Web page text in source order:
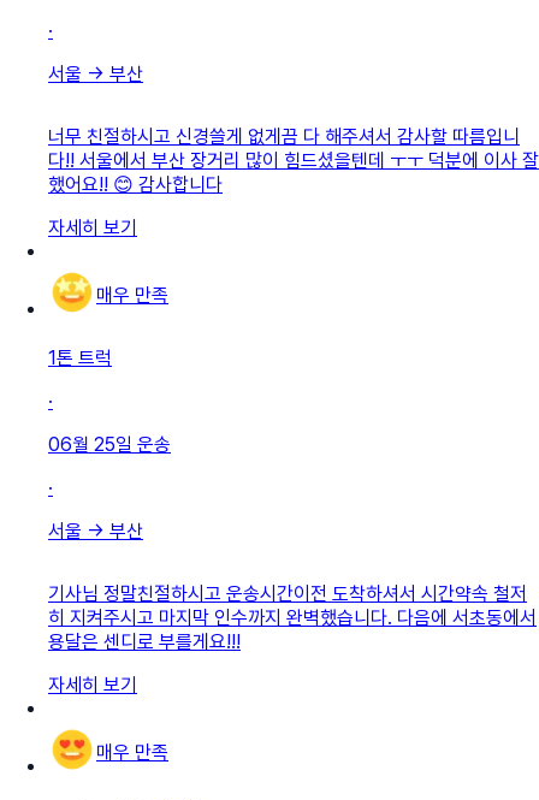
·
서울 → 부산
너무 친절하시고 신경쓸게 없게끔 다 해주셔서 감사할 따름입니
다!! 서울에서 부산 장거리 많이 힘드셨을텐데 ㅜㅜ 덕분에 이사 잘
했어요!! 😊 감사합니다
자세히 보기
매우 만족
1톤 트럭
·
06월 25일 운송
·
서울 → 부산
기사님 정말친절하시고 운송시간이전 도착하셔서 시간약속 철저
히 지켜주시고 마지막 인수까지 완벽했습니다. 다음에 서초동에서
용달은 센디로 부를게요!!!
자세히 보기
매우 만족